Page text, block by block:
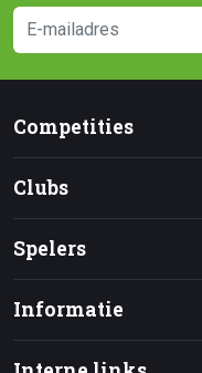
Competities
Clubs
Spelers
Informatie